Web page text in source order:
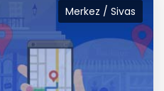
Merkez / Sivas